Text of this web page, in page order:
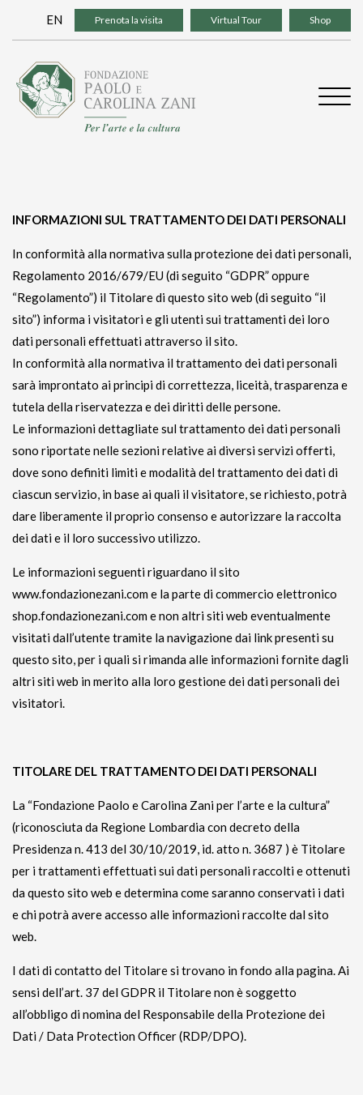
EN Prenota la visita Virtual Tour Shop
INFORMAZIONI SUL TRATTAMENTO DEI DATI PERSONALI
In conformità alla normativa sulla protezione dei dati personali,
Regolamento 2016/679/EU (di seguito “GDPR” oppure
“Regolamento”) il Titolare di questo sito web (di seguito “il
sito”) informa i visitatori e gli utenti sui trattamenti dei loro
dati personali effettuati attraverso il sito.
In conformità alla normativa il trattamento dei dati personali
sarà improntato ai principi di correttezza, liceità, trasparenza e
tutela della riservatezza e dei diritti delle persone.
Le informazioni dettagliate sul trattamento dei dati personali
sono riportate nelle sezioni relative ai diversi servizi offerti,
dove sono definiti limiti e modalità del trattamento dei dati di
ciascun servizio, in base ai quali il visitatore, se richiesto, potrà
dare liberamente il proprio consenso e autorizzare la raccolta
dei dati e il loro successivo utilizzo.
Le informazioni seguenti riguardano il sito
www.fondazionezani.com e la parte di commercio elettronico
shop.fondazionezani.com e non altri siti web eventualmente
visitati dall’utente tramite la navigazione dai link presenti su
questo sito, per i quali si rimanda alle informazioni fornite dagli
altri siti web in merito alla loro gestione dei dati personali dei
visitatori.
TITOLARE DEL TRATTAMENTO DEI DATI PERSONALI
La “Fondazione Paolo e Carolina Zani per l’arte e la cultura”
(riconosciuta da Regione Lombardia con decreto della
Presidenza n. 413 del 30/10/2019, id. atto n. 3687 ) è Titolare
per i trattamenti effettuati sui dati personali raccolti e ottenuti
da questo sito web e determina come saranno conservati i dati
e chi potrà avere accesso alle informazioni raccolte dal sito
web.
I dati di contatto del Titolare si trovano in fondo alla pagina. Ai
sensi dell’art. 37 del GDPR il Titolare non è soggetto
all’obbligo di nomina del Responsabile della Protezione dei
Dati / Data Protection Officer (RDP/DPO).